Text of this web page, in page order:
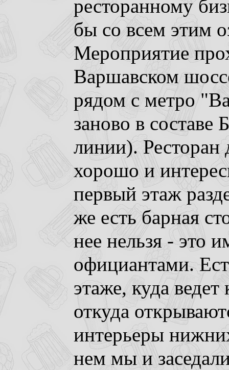
ресторанному
бы со всем этим
Мероприятие
Варшавском
рядом с метро
заново в составе
линии). Ресторан
хорошо и
первый этаж
же есть барная
нее нельзя - это
официантами.
этаже, куда
откуда
интерьеры
нем мы и